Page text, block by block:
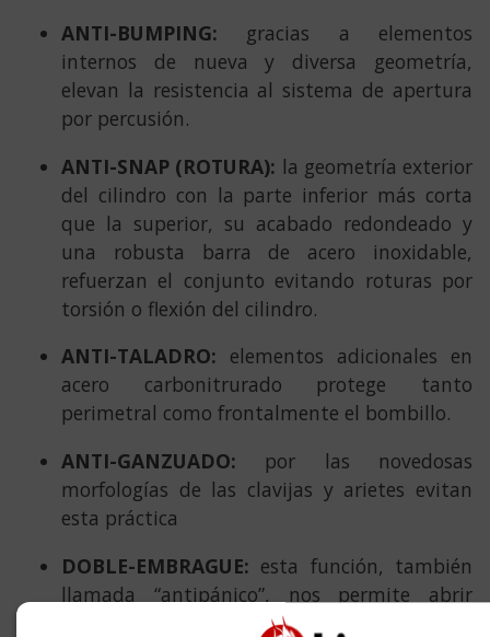
ANTI-BUMPING: gracias a elementos
internos de nueva y diversa geometría,
elevan la resistencia al sistema de apertura
por percusión.
ANTI-SNAP (ROTURA): la geometría exterior
del cilindro con la parte inferior más corta
que la superior, su acabado redondeado y
una robusta barra de acero inoxidable,
refuerzan el conjunto evitando roturas por
torsión o flexión del cilindro.
ANTI-TALADRO: elementos adicionales en
acero carbonitrurado protege tanto
perimetral como frontalmente el bombillo.
ANTI-GANZUADO: por las novedosas
morfologías de las clavijas y arietes evitan
esta práctica
DOBLE-EMBRAGUE: esta función, también
llamada “antipánico”, nos permite abrir
desde fuera con la llave puesta por dentro.